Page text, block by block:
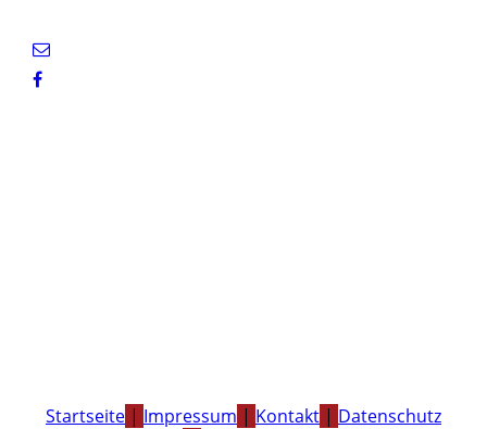
Startseite | Impressum | Kontakt | Datenschutz